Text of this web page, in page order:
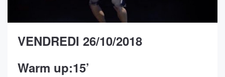
VENDREDI 26/10/2018
Warm up:15’